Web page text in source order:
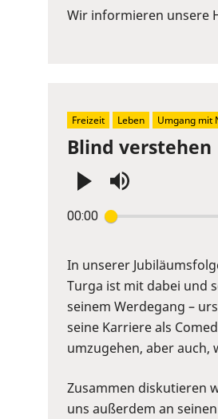
or
slider.
Wir informieren unsere
Blind
00:00
Enter
Space
to
show
volume
slider.
In unserer
Turga ist mit dabei und
seinem Werdegang –
seine Karriere als
umzugehen, aber
Zusammen diskutieren
uns außerdem an
Freizeit Leben Umgang mit